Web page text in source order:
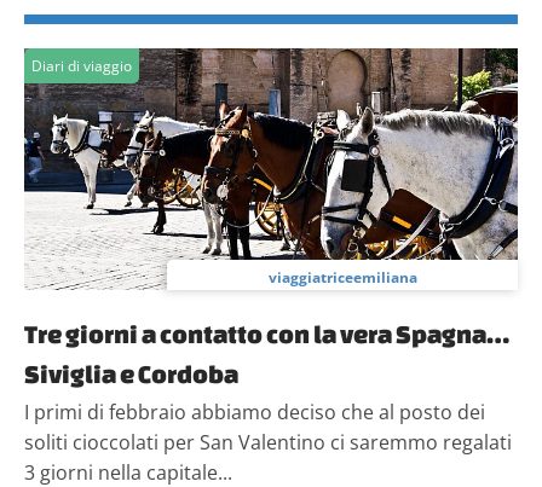
Diari di viaggio
viaggiatriceemiliana
Tre giorni a contatto con la vera Spagna…
Siviglia e Cordoba
I primi di febbraio abbiamo deciso che al posto dei
soliti cioccolati per San Valentino ci saremmo regalati
3 giorni nella capitale...